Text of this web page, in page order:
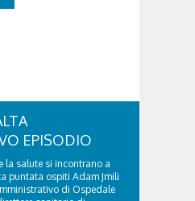
EPISODIO
la salute si incontrano a
puntata ospiti Adam Jmili
di Ospedale